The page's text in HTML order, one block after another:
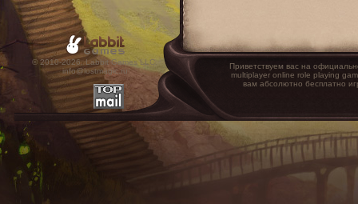
© 2010-2026. Labbit Games LLC.
info@lostmagic.ru
Приветствуем вас на
multiplayer online role playing
вам абсолютно бесплатно